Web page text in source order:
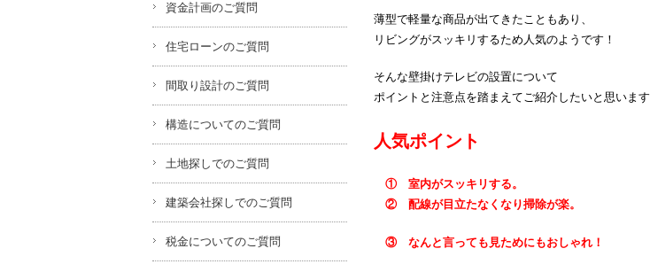
薄型で軽量な商品が出てきたこともあり、
リビングがスッキリするため人気のようです！
そんな壁掛けテレビの設置について
ポイントと注意点を踏まえてご紹介したいと思います
人気ポイント
① 室内がスッキリする。
② 配線が目立たなくなり掃除が楽。
③ なんと言っても見ためにもおしゃれ！
資金計画のご質問
住宅ローンのご質問
間取り設計のご質問
構造についてのご質問
土地探しでのご質問
建築会社探しでのご質問
税金についてのご質問